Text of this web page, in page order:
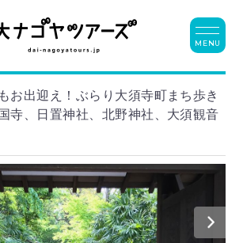
お出迎え！ぶらり大須寺町まち歩き
寺、日置神社、北野神社、大須観音
MENU